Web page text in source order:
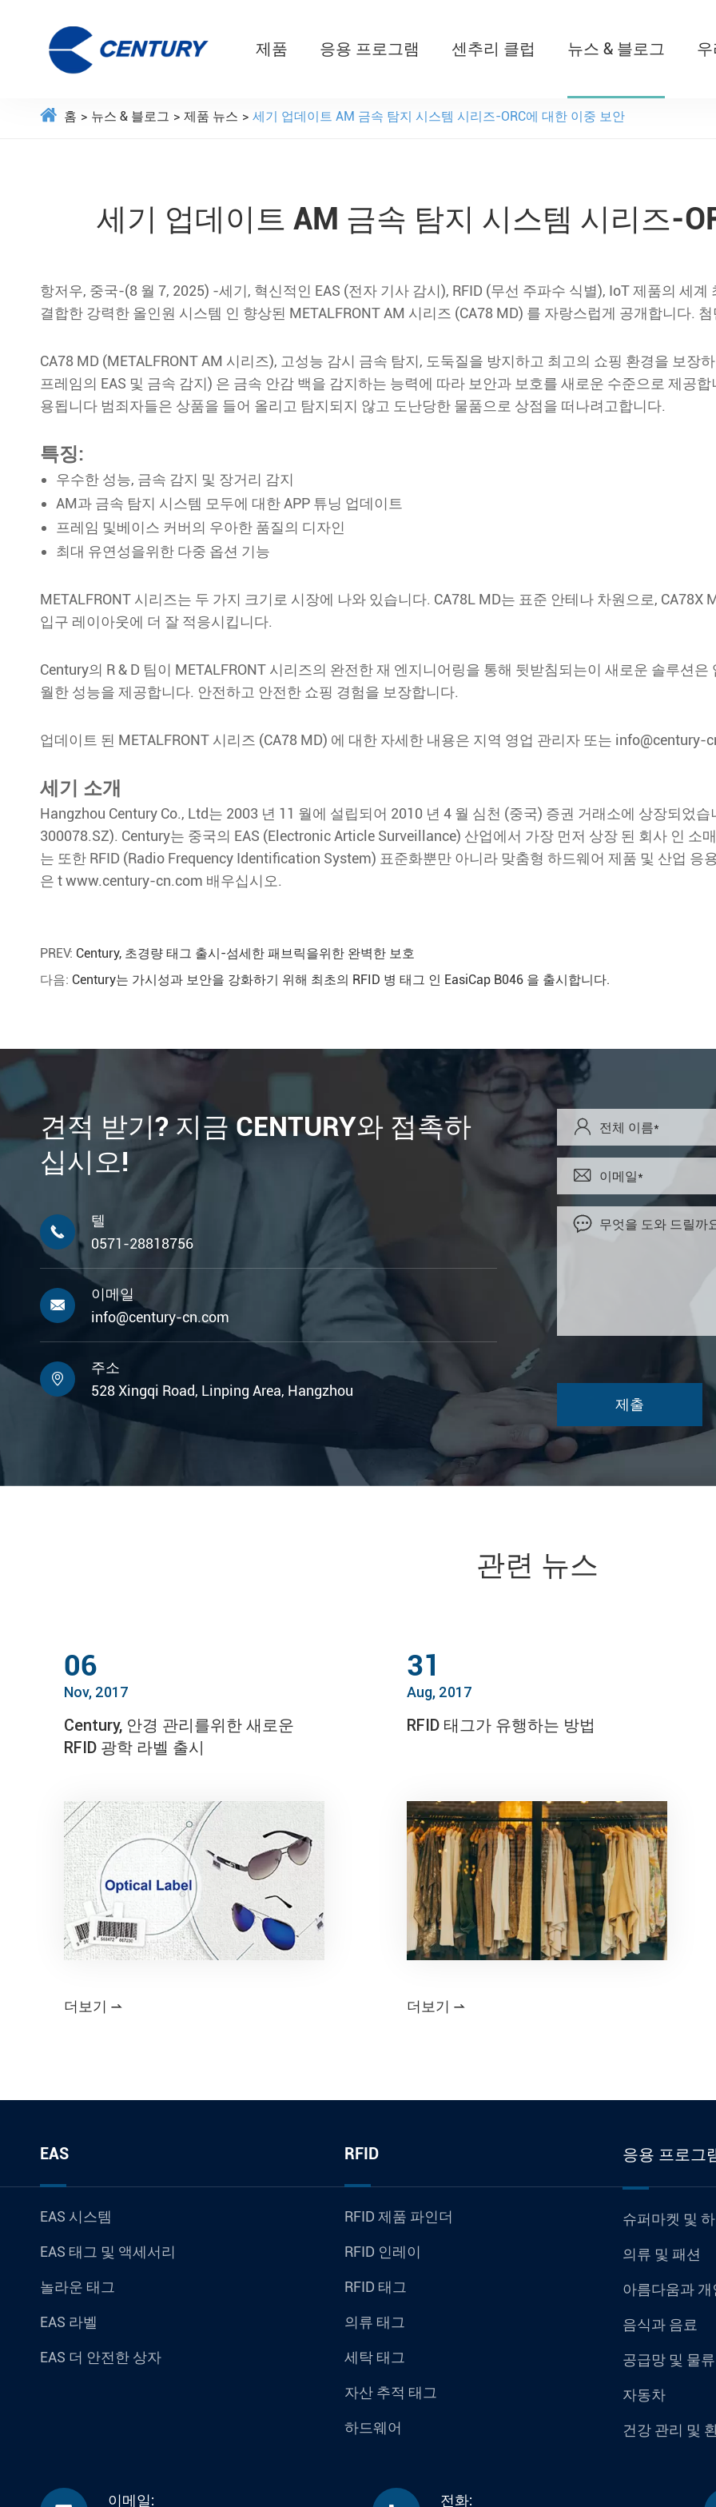
제품 응용 프로그램 센추리 클럽 뉴스 & 블로그
홈 뉴스 & 블로그 제품 뉴스 세기 업데이트 AM 금속 탐지 시스템 시리즈-ORC에 대한 이중 보안
세기 업데이트 AM 금속 탐지 시스템 시리즈-
항저우, 중국-(8 월 7, 2025) -세기, 혁신적인 EAS (전자 기사 감시), RFID (무선 주파수 식별), IoT 제품의 세
결합한 강력한 올인원 시스템 인 향상된 METALFRONT AM 시리즈 (CA78 MD) 를 자랑스럽게 공개합니다.
CA78 MD (METALFRONT AM 시리즈), 고성능 감시 금속 탐지, 도둑질을 방지하고 최고의 쇼핑 환경을 보장
프레임의 EAS 및 금속 감지) 은 금속 안감 백을 감지하는 능력에 따라 보안과 보호를 새로운 수준으로 제공
용됩니다 범죄자들은 상품을 들어 올리고 탐지되지 않고 도난당한 물품으로 상점을 떠나려고합니다.
특징:
우수한 성능, 금속 감지 및 장거리 감지
AM과 금속 탐지 시스템 모두에 대한 APP 튜닝 업데이트
프레임 및베이스 커버의 우아한 품질의 디자인
최대 유연성을위한 다중 옵션 기능
METALFRONT 시리즈는 두 가지 크기로 시장에 나와 있습니다. CA78L MD는 표준 안테나 차원으로,
입구 레이아웃에 더 잘 적응시킵니다.
Century의 R & D 팀이 METALFRONT 시리즈의 완전한 재 엔지니어링을 통해 뒷받침되는이 새로운 솔루션
월한 성능을 제공합니다. 안전하고 안전한 쇼핑 경험을 보장합니다.
업데이트 된 METALFRONT 시리즈 (CA78 MD) 에 대한 자세한 내용은 지역 영업 관리자 또는
세기 소개
Hangzhou Century Co., Ltd는 2003 년 11 월에 설립되어 2010 년 4 월 심천 (중국) 증권 거래소에 상장되었
300078.SZ). Century는 중국의 EAS (Electronic Article Surveillance) 산업에서 가장 먼저 상장 된 회사 인 소
는 또한 RFID (Radio Frequency Identification System) 표준화뿐만 아니라 맞춤형 하드웨어 제품 및 산업
은 t www.century-cn.com 배우십시오.
PREV: Century, 초경량 태그 출시-섬세한 패브릭을위한 완벽한 보호
다음: Century는 가시성과 보안을 강화하기 위해 최초의 RFID 병 태그 인 EasiCap B046 을 출시합니다.
견적 받기? 지금 CENTURY와 접촉하
십시오!

텔
0571-28818756

이메일
info@century-cn.com

주소
528 Xingqi Road, Linping Area, Hangzhou



관련 뉴스
06
Nov, 2017
Century, 안경 관리를위한 새로운
RFID 광학 라벨 출시
더보기 
31
Aug, 2017
RFID 태그가 유행하는 방법
더보기 
EAS
EAS 시스템
EAS 태그 및 액세서리
놀라운 태그
EAS 라벨
EAS 더 안전한 상자
RFID
RFID 제품 파인더
RFID 인레이
RFID 태그
의류 태그
세탁 태그
자산 추적 태그
하드웨어
응용 프로그
슈퍼마켓 및
의류 및 패션
아름다움과 개
음식과 음료
공급망 및 물류
자동차
건강 관리 및
이메일: 전화: